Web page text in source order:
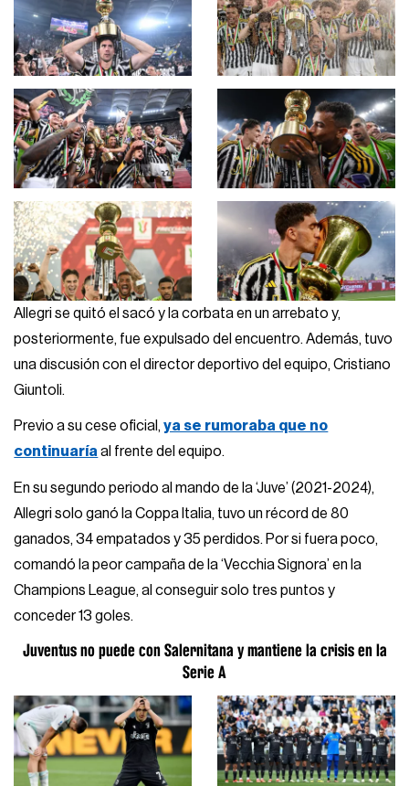
Allegri se quitó el sacó y la corbata en un arrebato y,
posteriormente, fue expulsado del encuentro. Además, tuvo
una discusión con el director deportivo del equipo, Cristiano
Giuntoli.
Previo a su cese oficial,ya se rumoraba que no
continuaríaal frente del equipo.
En su segundo periodo al mando de la ‘Juve’ (2021-2024),
Allegri solo ganó la Coppa Italia, tuvo un récord de 80
ganados, 34 empatados y 35 perdidos. Por si fuera poco,
comandó la peor campaña de la ‘Vecchia Signora’ en la
Champions League, al conseguir solo tres puntos y
conceder 13 goles.
Juventus no puede con Salernitana y mantiene la crisis en la
Serie A